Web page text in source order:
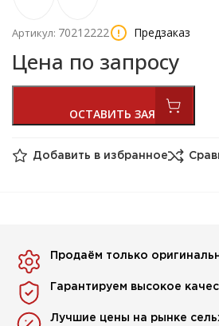
Артикул: 70212222 Предзаказ
Цена по запросу
Добавить в избранное
Продаём только
Гарантируем высокое
Лучшие цены на рынке